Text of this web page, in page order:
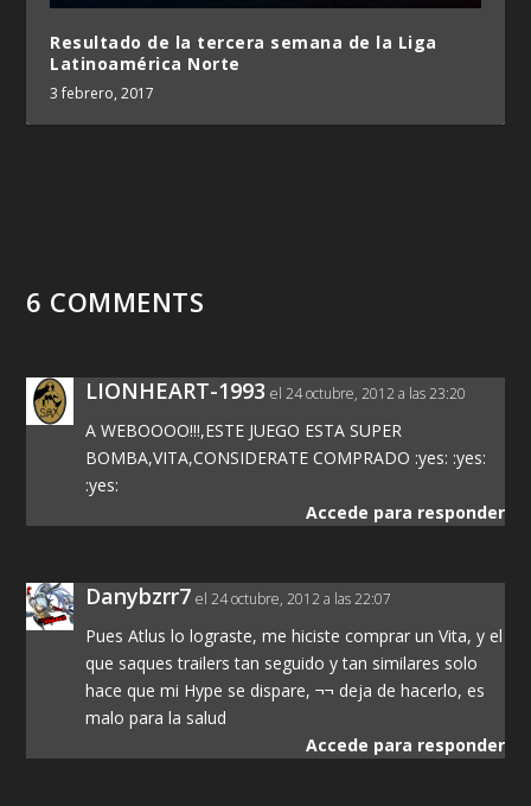
Resultado de la tercera semana de la Liga
Latinoamérica Norte
3 febrero, 2017
6 COMMENTS
LIONHEART-1993 el 24 octubre, 2012 a las 23:20
A WEBOOOO!!!,ESTE JUEGO ESTA SUPER
BOMBA,VITA,CONSIDERATE COMPRADO :yes: :yes:
:yes:
Accede para responder
Danybzrr7 el 24 octubre, 2012 a las 22:07
Pues Atlus lo lograste, me hiciste comprar un Vita, y el
que saques trailers tan seguido y tan similares solo
hace que mi Hype se dispare, ¬¬ deja de hacerlo, es
malo para la salud
Accede para responder